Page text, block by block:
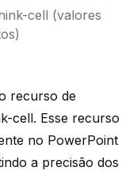
cell (valores
recurso de
cell. Esse recurso
no PowerPoint
a precisão dos